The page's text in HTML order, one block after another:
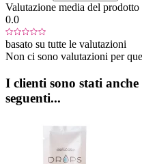
Valutazione media del prodotto
0.0
basato su tutte le valutazioni
Non ci sono valutazioni per
I clienti sono stati
seguenti...